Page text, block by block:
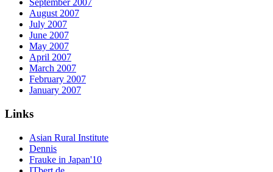
September 2007
August 2007
July 2007
June 2007
May 2007
April 2007
March 2007
February 2007
January 2007
Links
Asian Rural Institute
Dennis
Frauke in Japan'10